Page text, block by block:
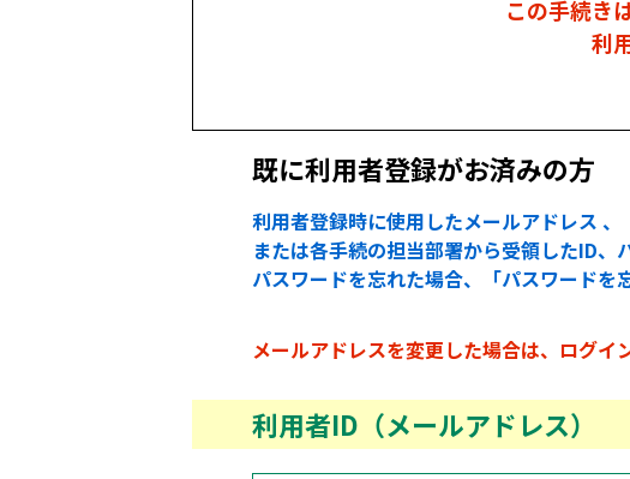
この手続き
利
既に利用者登録がお済みの方
利用者登録時に使用したメールアドレス 、
または各手続の担当部署から受領したID、
パスワードを忘れた場合、「パスワードを
メールアドレスを変更した場合は、ログイ
利用者ID（メールアドレス）